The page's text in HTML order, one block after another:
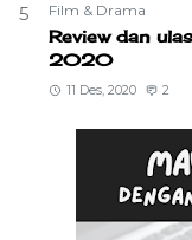
5 Film & Drama
Review dan
2020
11 Des, 2020 2